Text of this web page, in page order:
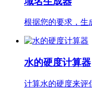
根据您的要求，生
水的硬度计算器
计算水的硬度来评